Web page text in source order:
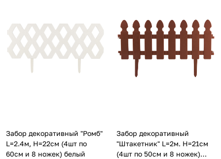
Забор декоративный "Ромб"
L=2.4м, H=22см (4шт по
60см и 8 ножек) белый
Забор декоративный
"Штакетник" L=2м. H=21см
(4шт по 50см и 8 ножек)